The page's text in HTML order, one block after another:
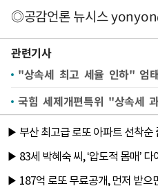
◎공감언론 뉴시스
관련기사
"상속세 최고 세율 인하" 엄
국힘 세제개편특위 "상속세